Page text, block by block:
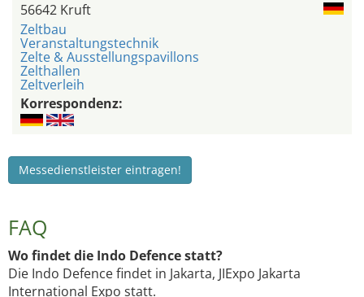
56642 Kruft
Zeltbau
Veranstaltungstechnik
Zelte & Ausstellungspavillons
Zelthallen
Zeltverleih
Korrespondenz:
Messedienstleister eintragen!
FAQ
Wo findet die Indo Defence statt?
Die Indo Defence findet in Jakarta, JIExpo Jakarta
International Expo statt.